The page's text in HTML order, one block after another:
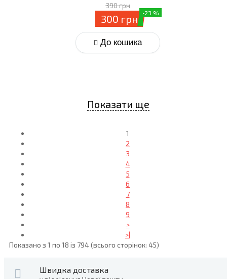
390 грн
300 грн -23 %
До кошика
Показати ще
1
2
3
4
5
6
7
8
9
>
>|
Показано з 1 по 18 із 794 (всього сторінок: 45)
Швидка доставка